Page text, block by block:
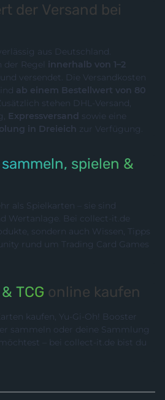
der Versand bei
aus Deutschland.
Regel innerhalb von 1–2
versendet. Die Versandkosten
ab einem Bestellwert von 80
stehen DHL-Versand,
Expressversand sowie eine
in Dreieich zur Verfügung.
sammeln, spielen &
als Spielkarten – sie sind
Wertanlage. Bei collect-it.de
sondern auch Wissen, Tipps
rund um Trading Card Games
TCG online kaufen
kaufen, Yu-Gi-Oh! Booster
sammeln oder deine Sammlung
– bei collect-it.de bist du